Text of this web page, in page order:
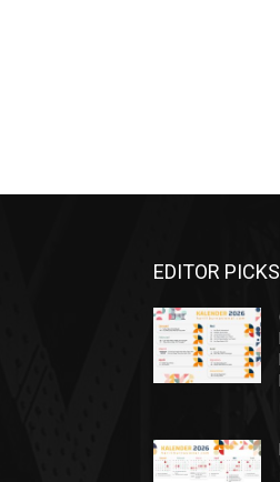
EDITOR PICKS